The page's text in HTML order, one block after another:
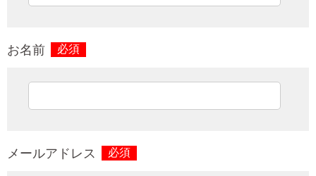
お名前 必須
メールアドレス 必須